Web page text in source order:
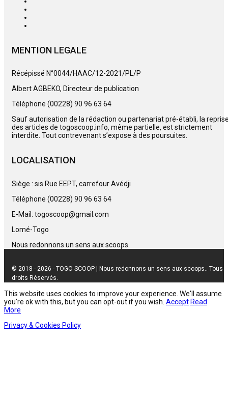
MENTION LEGALE
Récépissé N°0044/HAAC/12-2021/PL/P
Albert AGBEKO, Directeur de publication
Téléphone (00228) 90 96 63 64
Sauf autorisation de la rédaction ou partenariat pré-établi, la
des articles de togoscoop.info, même partielle, est strictement
interdite. Tout contrevenant s’expose à des poursuites.
LOCALISATION
Siège : sis Rue EEPT, carrefour Avédji
Téléphone (00228) 90 96 63 64
E-Mail: togoscoop@gmail.com
Lomé-Togo
Nous redonnons un sens aux scoops.
© 2018 - 2026 - TOGO SCOOP | Nous redonnons un sens aux scoops.. Tous
droits Réservés.
This website uses cookies to improve your experience. We'll assume
you're ok with this, but you can opt-out if you wish. Accept Read
More
Privacy & Cookies Policy